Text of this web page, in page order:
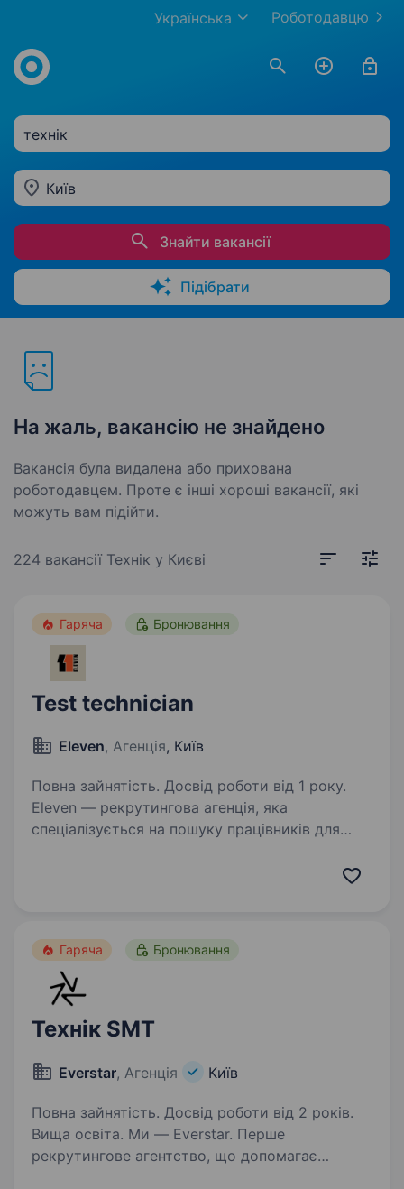
Роботодавцю
Українська
технік
Київ
Знайти вакансії
Підібрати
На жаль, вакансію не знайдено
Вакансія була видалена або прихована
роботодавцем. Проте є інші хороші вакансії, які
можуть вам підійти.
224 вакансії Технік у Києві
Гаряча Бронювання
Test technician
Eleven, Агенція, Київ
Повна зайнятість. Досвід роботи від 1 року.
Eleven — рекрутингова агенція, яка
спеціалізується на пошуку працівників для
Гаряча Бронювання
Технік SMT
Everstar, Агенція Київ
Повна зайнятість. Досвід роботи від 2 років.
Вища освіта. Ми — Everstar. Перше
рекрутингове агентство, що допомагає